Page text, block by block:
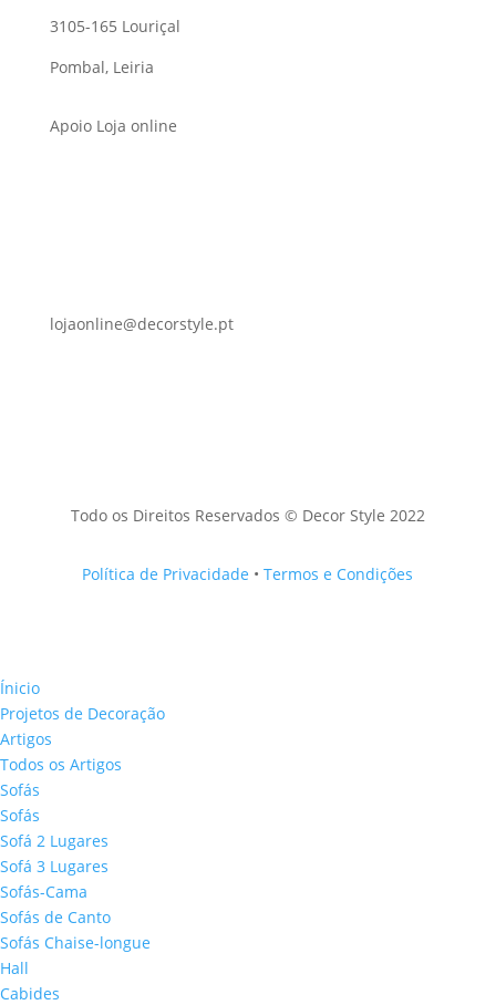
3105-165 Louriçal
Pombal, Leiria
Apoio Loja online
lojaonline@decorstyle.pt
Todo os Direitos Reservados © Decor Style 2022
Política de Privacidade •Termos e Condições
Ínicio
Projetos de Decoração
Artigos
Todos os Artigos
Sofás
Sofás
Sofá 2 Lugares
Sofá 3 Lugares
Sofás-Cama
Sofás de Canto
Sofás Chaise-longue
Hall
Cabides